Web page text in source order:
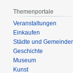
Themenportale
Veranstaltungen
Einkaufen
Städte und
Geschichte
Museum
Kunst